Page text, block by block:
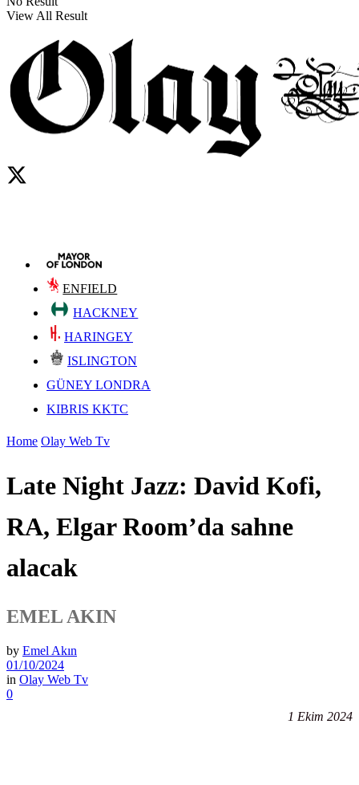
View All Result
ENFIELD
HACKNEY
HARINGEY
ISLINGTON
GÜNEY LONDRA
KIBRIS KKTC
Home Olay Web Tv
Late Night Jazz: David Kofi,
RA, Elgar Room’da sahne
alacak
EMEL AKIN
by Emel Akın
01/10/2024
in Olay Web Tv
0
1 Ekim 2024